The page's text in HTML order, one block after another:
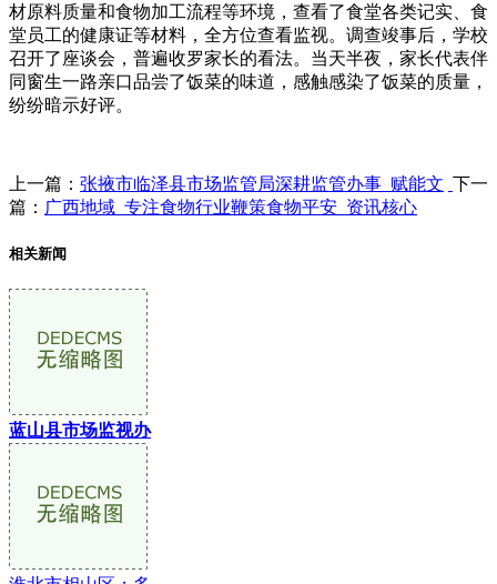
材原料质量和食物加工流程等环境，查看了食堂各类记实、食
堂员工的健康证等材料，全方位查看监视。调查竣事后，学校
召开了座谈会，普遍收罗家长的看法。当天半夜，家长代表伴
同窗生一路亲口品尝了饭菜的味道，感触感染了饭菜的质量，
纷纷暗示好评。
上一篇： 张掖市临泽县市场监管局深耕监管办事 赋能文 下一
篇： 广西地域_专注食物行业鞭策食物平安_资讯核心
相关新闻
蓝山县市场监视办